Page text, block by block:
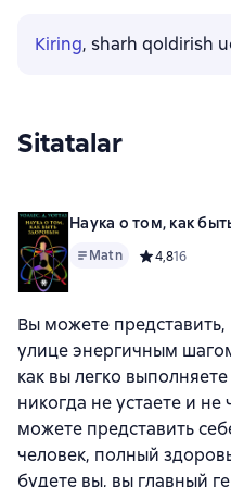
Kiring, sharh qoldirish
Sitatalar
Наука о том, как
Matn Средний
4,816
Вы можете
улице энергичным
как вы легко
никогда не устаете и не
можете представить
человек, полный
будете вы, вы главный